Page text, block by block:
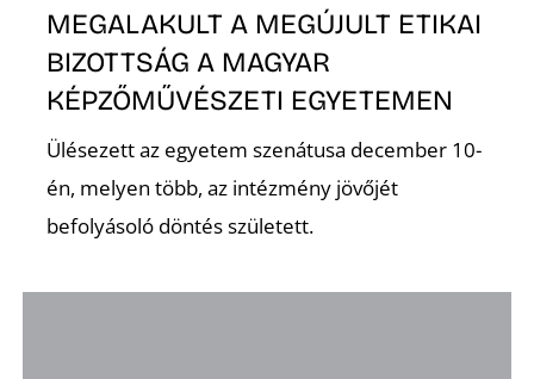
MEGALAKULT A MEGÚJULT ETIKAI
BIZOTTSÁG A MAGYAR
KÉPZŐMŰVÉSZETI EGYETEMEN
Ülésezett az egyetem szenátusa december 10-
én, melyen több, az intézmény jövőjét
befolyásoló döntés született.